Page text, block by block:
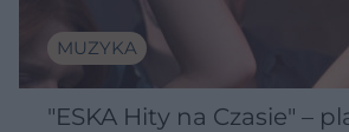
MUZYKA
"ESKA Hity na Czasie" –